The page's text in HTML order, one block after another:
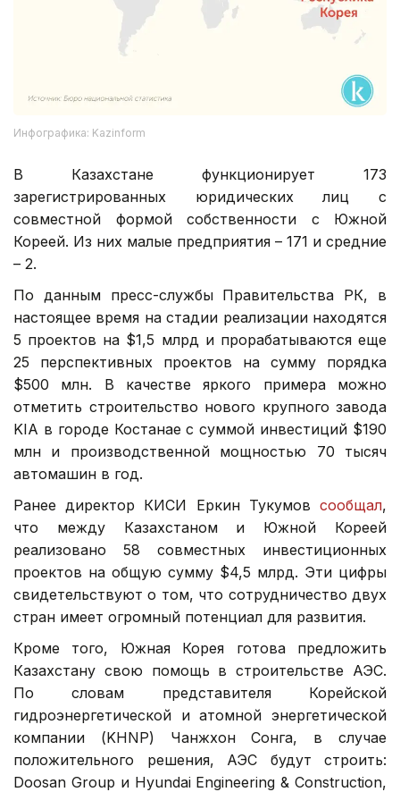
Инфографика: Kazinform
В Казахстане функционирует 173
зарегистрированных юридических лиц с
совместной формой собственности с Южной
Кореей. Из них малые предприятия – 171 и средние
– 2.
По данным пресс-службы Правительства РК, в
настоящее время на стадии реализации находятся
5 проектов на $1,5 млрд и прорабатываются еще
25 перспективных проектов на сумму порядка
$500 млн. В качестве яркого примера можно
отметить строительство нового крупного завода
KIA в городе Костанае с суммой инвестиций $190
млн и производственной мощностью 70 тысяч
автомашин в год.
Ранее директор КИСИ Еркин Тукумов сообщал,
что между Казахстаном и Южной Кореей
реализовано 58 совместных инвестиционных
проектов на общую сумму $4,5 млрд. Эти цифры
свидетельствуют о том, что сотрудничество двух
стран имеет огромный потенциал для развития.
Кроме того, Южная Корея готова предложить
Казахстану свою помощь в строительстве АЭС.
По словам представителя Корейской
гидроэнергетической и атомной энергетической
компании (KHNP) Чанжхон Сонга, в случае
положительного решения, АЭС будут строить:
Doosan Group и Hyundai Engineering & Construction,